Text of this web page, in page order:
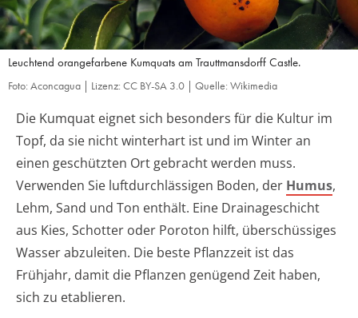
Leuchtend orangefarbene Kumquats am Trauttmansdorff Castle.
Foto: Aconcagua | Lizenz: CC BY-SA 3.0 | Quelle: Wikimedia
Die Kumquat eignet sich besonders für die Kultur im
Topf, da sie nicht winterhart ist und im Winter an
einen geschützten Ort gebracht werden muss.
Verwenden Sie luftdurchlässigen Boden, der Humus,
Lehm, Sand und Ton enthält. Eine Drainageschicht
aus Kies, Schotter oder Poroton hilft, überschüssiges
Wasser abzuleiten. Die beste Pflanzzeit ist das
Frühjahr, damit die Pflanzen genügend Zeit haben,
sich zu etablieren.